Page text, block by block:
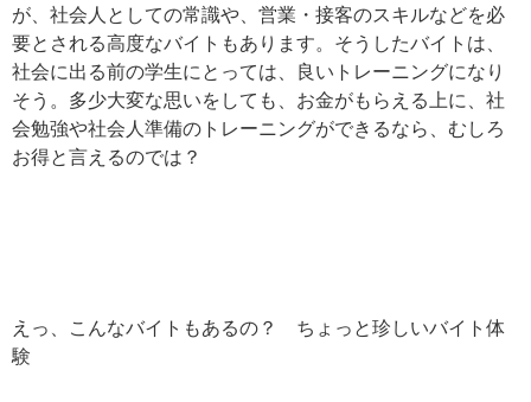
が、社会人としての常識や、営業・接客のスキルなどを必
要とされる高度なバイトもあります。そうしたバイトは、
社会に出る前の学生にとっては、良いトレーニングになり
そう。多少大変な思いをしても、お金がもらえる上に、社
会勉強や社会人準備のトレーニングができるなら、むしろ
お得と言えるのでは？
えっ、こんなバイトもあるの？ ちょっと珍しいバイト体
験